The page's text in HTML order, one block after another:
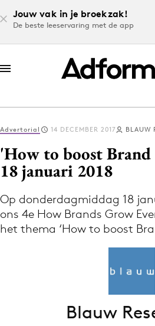
Jouw vak in je broekzak!
De beste leeservaring met de app
Log in
Volg het laatste nieuws
Nieuws
Advertorial 14 DECEMBER 2017 BLAUW
'How to boost Brand
18 januari 2018
Op donderdagmiddag 18
ons 4e How Brands Grow
het thema ‘How to boost
Blauw